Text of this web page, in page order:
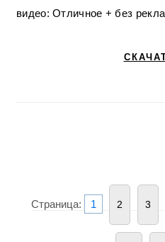
видео: Отличное + без
Страница: 1 2 3